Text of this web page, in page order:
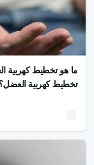
تخطيط كهربية